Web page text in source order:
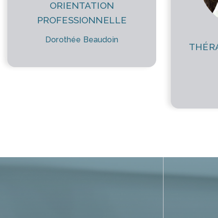
ORIENTATION
PROFESSIONNELLE
Dorothée Beaudoin